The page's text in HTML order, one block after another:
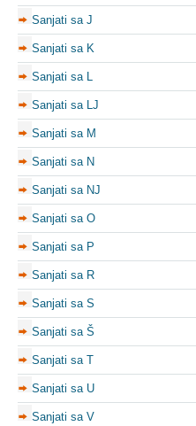
Sanjati sa J
Sanjati sa K
Sanjati sa L
Sanjati sa LJ
Sanjati sa M
Sanjati sa N
Sanjati sa NJ
Sanjati sa O
Sanjati sa P
Sanjati sa R
Sanjati sa S
Sanjati sa Š
Sanjati sa T
Sanjati sa U
Sanjati sa V